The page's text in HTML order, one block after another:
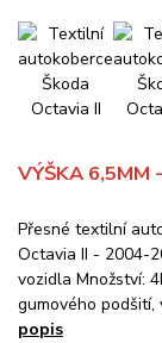
VÝŠKA 6,5MM
Přesné textilní
Octavia II - 2004-
vozidla Množství:
gumového podšití,
popis